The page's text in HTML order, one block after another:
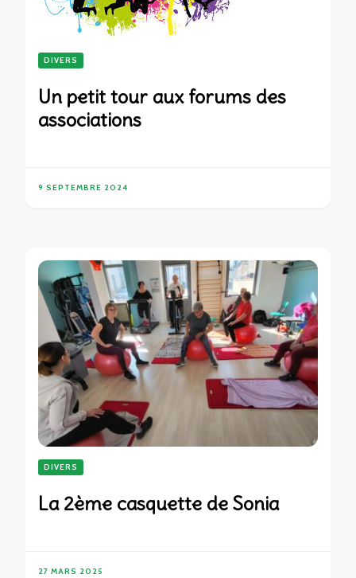
DIVERS
Un petit tour aux forums des
associations
9 SEPTEMBRE 2024
DIVERS
La 2ème casquette de Sonia
27 MARS 2025